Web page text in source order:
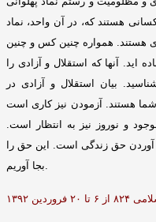
هستند که، در آن واحد، نماد
هستند
همواره چنین کس و چنین
اید
آنها که استقلال و آزادی را
بیان استقلال و آزادی در
هستند
آزمودن نیز کاری است
و نوروز نیز به انتظار است
آوردن حق زندگی است
این حق را
بجا آوریم
۱۳۹۲